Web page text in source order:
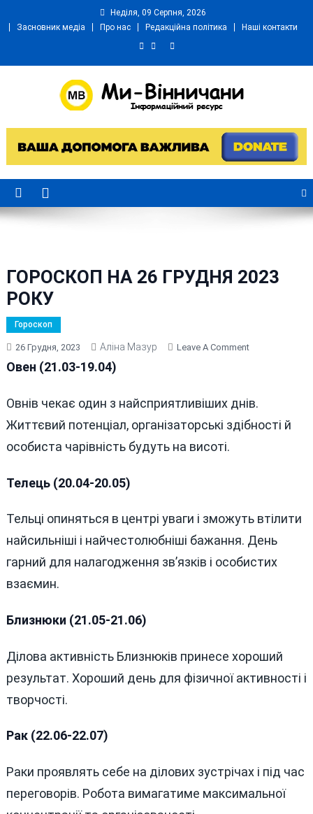
Неділя, 09 Серпня, 2026
Засновник медіа
Про нас Редакційна політика Наші контакти
Ми Вінничани
ГОРОСКОП НА 26 ГРУДНЯ 2023
РОКУ
Гороскоп
26 Грудня, 2023 Аліна Мазур Leave A CommentOn
ГРУДНЯ
2023
Овен (21.03-19.04)
Овнів чекає один з найсприятливіших днів.
Життєвий потенціал, організаторські здібності й
особиста чарівність будуть на висоті.
Телець (20.04-20.05)
Тельці опиняться в центрі уваги і зможуть втілити
найсильніші і найчестолюбніші бажання. День
гарний для налагодження зв’язків і особистих
взаємин.
Близнюки (21.05-21.06)
Ділова активність Близнюків принесе хороший
результат. Хороший день для фізичної активності і
творчості.
Рак (22.06-22.07)
Раки проявлять себе на ділових зустрічах і під час
переговорів. Робота вимагатиме максимальної